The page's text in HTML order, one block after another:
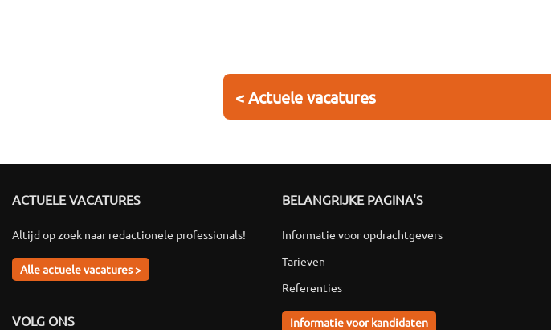
< Actuele vacatures
ACTUELE VACATURES
Altijd op zoek naar redactionele professionals!
Alle actuele vacatures >
VOLG ONS
BELANGRIJKE PAGINA'S
Informatie voor opdrachtgevers
Tarieven
Referenties
Informatie voor kandidaten